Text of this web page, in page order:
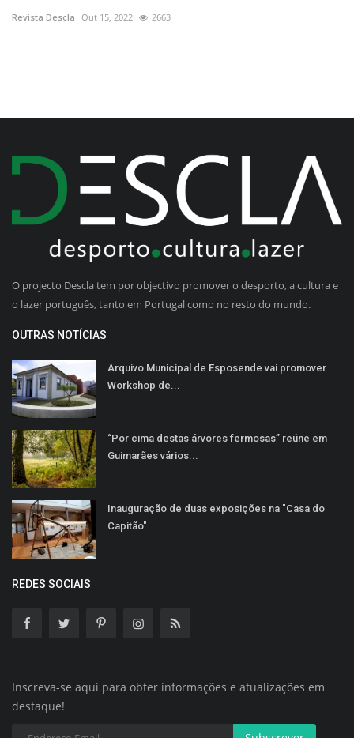
Revista Descla Out 15, 2022 2663
O projecto Descla tem por objectivo promover o desporto, a cultura e
o lazer português, tanto em Portugal como no resto do mundo.
OUTRAS NOTÍCIAS
Arquivo Municipal de Esposende vai promover
Workshop de...
“Por cima destas árvores fermosas” reúne em
Guimarães vários...
Inauguração de duas exposições na "Casa do
Capitão"
REDES SOCIAIS
Inscreva-se aqui para obter informações e atualizações em
destaque!